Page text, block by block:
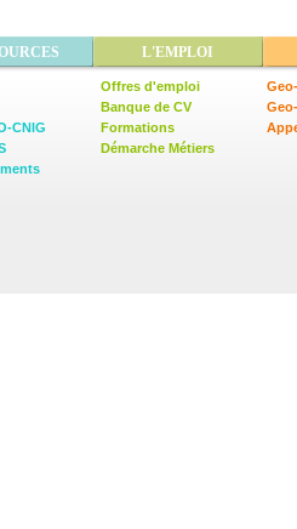
L'EMPLOI
CNIG
Offres d'emploi
Banque de CV
Formations
Démarche Métiers